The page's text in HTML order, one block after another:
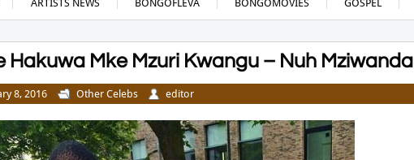
ARTISTS NEWS BONGOFLEVA BONGOMOVIES GOSPEL
Hakuwa Mke Mzuri Kwangu – Nuh Mziwanda
8, 2016 Other Celebs editor